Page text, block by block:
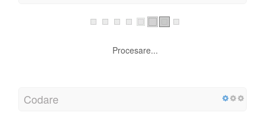
Procesare...
Codare